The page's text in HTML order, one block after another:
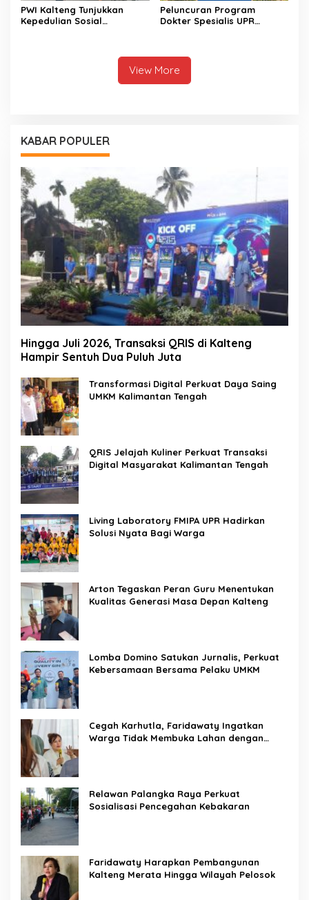
PWI Kalteng Tunjukkan
Kepedulian Sosial
Peluncuran Program
Dokter Spesialis UPR
View More
KABAR POPULER
Hingga Juli 2026, Transaksi QRIS di Kalteng
Hampir Sentuh Dua Puluh Juta
Transformasi Digital Perkuat Daya Saing
UMKM Kalimantan Tengah
QRIS Jelajah Kuliner Perkuat Transaksi
Digital Masyarakat Kalimantan Tengah
Living Laboratory FMIPA UPR Hadirkan
Solusi Nyata Bagi Warga
Arton Tegaskan Peran Guru Menentukan
Kualitas Generasi Masa Depan Kalteng
Lomba Domino Satukan Jurnalis, Perkuat
Kebersamaan Bersama Pelaku UMKM
Cegah Karhutla, Faridawaty Ingatkan
Warga Tidak Membuka Lahan dengan
Relawan Palangka Raya Perkuat
Sosialisasi Pencegahan Kebakaran
Faridawaty Harapkan Pembangunan
Kalteng Merata Hingga Wilayah Pelosok